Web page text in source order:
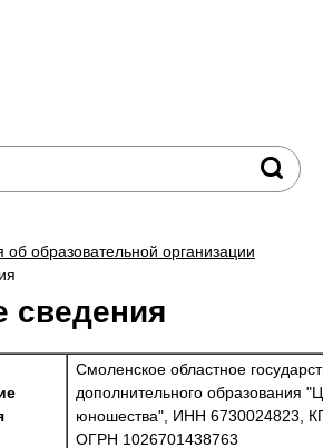
об образовательной организации
сведения
Смоленское областное
дополнительного образования
юношества", ИНН 6730024823,
ОГРН 1026701438763